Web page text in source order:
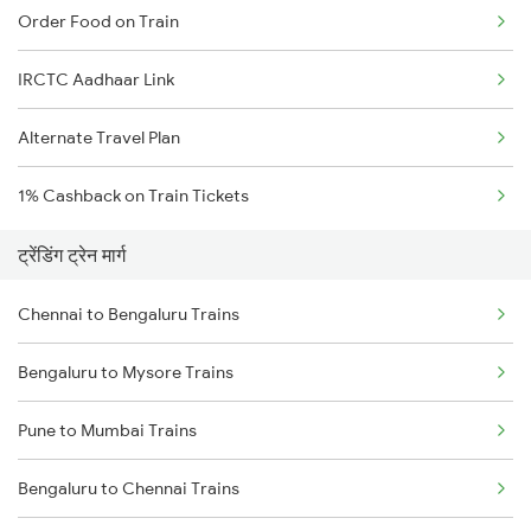
Order Food on Train
IRCTC Aadhaar Link
Alternate Travel Plan
1% Cashback on Train Tickets
ट्रेंडिंग ट्रेन मार्ग
Chennai to Bengaluru Trains
Bengaluru to Mysore Trains
Pune to Mumbai Trains
Bengaluru to Chennai Trains